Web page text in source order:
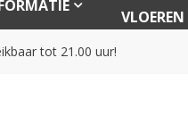
VLOEREN
tot 21.00 uur!